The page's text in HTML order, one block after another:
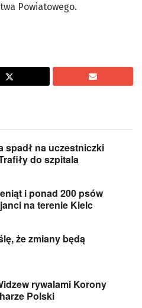
Powiatowego.
spadł na uczestniczki
do szpitala
i ponad 200 psów
na terenie Kielc
że zmiany będą
rywalami Korony
Polski